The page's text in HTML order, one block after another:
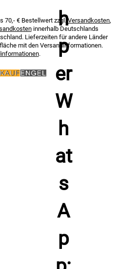
70,- € Bestellwert zzgl. Versandkosten,
innerhalb Deutschlands
Lieferzeiten für andere Länder
mit den Versandinformationen.
.